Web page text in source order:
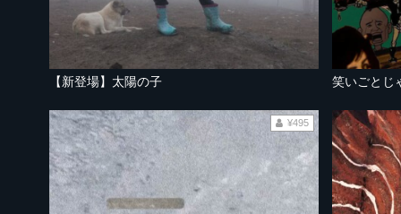
【新登場】太陽の子 笑いごとじ
¥495